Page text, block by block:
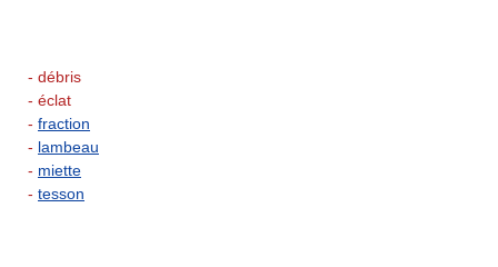
- débris
- éclat
- fraction
- lambeau
- miette
- tesson